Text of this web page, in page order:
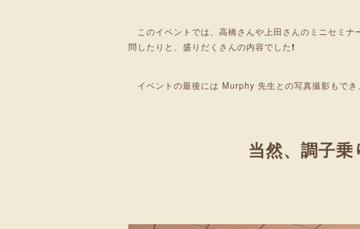
このイベントでは、高橋さんや上田さんのミニセミ
問したりと、盛りだくさんの内容でした❗
イベントの最後には Murphy 先生との写真撮影もでき
当然、調子乗